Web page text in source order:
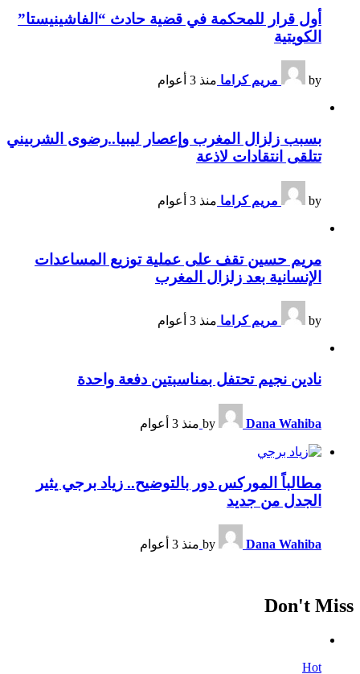
أول قرار للمحكمة في قضية حادث “الفاشينيستا”
الكويتية
by مريم كراما منذ 3 أعوام
بسبب زلزال المغرب وإعصار ليبيا..رضوى الشربيني
تتلقى انتقادات لاذعة
by مريم كراما منذ 3 أعوام
مريم حسين تقف على عملية توزيع المساعدات
الإنسانية بعد زلزال المغرب
by مريم كراما منذ 3 أعوام
نادين نجيم تحتفل بمناسبتين دفعة واحدة
by Dana Wahiba منذ 3 أعوام
مطالباً الموركس دور بالتوضيح.. زياد برجي يثير
الجدل من جديد
by Dana Wahiba منذ 3 أعوام
Don't Miss
Hot